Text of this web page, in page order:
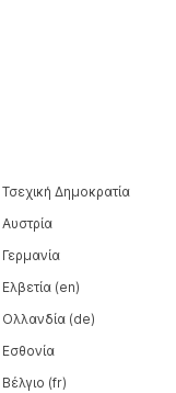
Δημοκρατία
(en)
(de)
(fr)